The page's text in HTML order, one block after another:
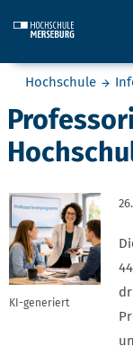
Sie befinden sich
Hochschule
KI-generiert